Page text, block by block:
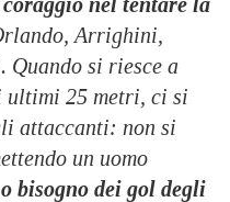
Arrighini,
Quando si riesce a
ultimi 25 metri, ci si
attaccanti: non si
un uomo
bisogno dei gol degli